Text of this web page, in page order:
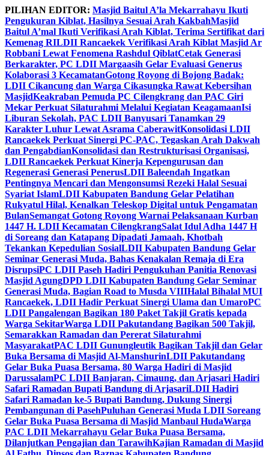
Skip
to
content
PILIHAN EDITOR: Masjid Baitul A’la Mekarrahayu Ikuti
Pengukuran Kiblat, Hasilnya Sesuai Arah KakbahMasjid
Baitul A’mal Ikuti Verifikasi Arah Kiblat, Terima Sertifikat dari
Kemenag RILDII Rancaekek Verifikasi Arah Kiblat Masjid Ar
Robbani Lewat Fenomena Rashdul QiblatCetak Generasi
Berkarakter, PC LDII Margaasih Gelar Evaluasi Generus
Kolaborasi 3 KecamatanGotong Royong di Bojong Badak:
LDII Cikancung dan Warga Cikasungka Rawat Kebersihan
MasjidKeakraban Pemuda PC Cilengkrang dan PAC Giri
Mekar Perkuat Silaturahmi Melalui Kegiatan KeagamaanIsi
Liburan Sekolah, PAC LDII Banyusari Tanamkan 29
Karakter Luhur Lewat Asrama CaberawitKonsolidasi LDII
Rancaekek Perkuat Sinergi PC-PAC, Tegaskan Arah Dakwah
dan PengabdianKonsolidasi dan Restrukturisasi Organisasi,
LDII Rancaekek Perkuat Kinerja Kepengurusan dan
Regenerasi Generasi PenerusLDII Baleendah Ingatkan
Pentingnya Mencari dan Mengonsumsi Rezeki Halal Sesuai
Syariat IslamLDII Kabupaten Bandung Gelar Pelatihan
Rukyatul Hilal, Kenalkan Teleskop Digital untuk Pengamatan
BulanSemangat Gotong Royong Warnai Pelaksanaan Kurban
1447 H. LDII Kecamatan CilengkrangSalat Idul Adha 1447 H
di Soreang dan Katapang Dipadati Jamaah, Khotbah
Tekankan Kepedulian SosialLDII Kabupaten Bandung Gelar
Seminar Generasi Muda, Bahas Kenakalan Remaja di Era
DisrupsiPC LDII Paseh Hadiri Pengukuhan Panitia Renovasi
Masjid AgungDPD LDII Kabupaten Bandung Gelar Seminar
Generasi Muda, Bagian Road to Musda VIIIHalal Bihalal MUI
Rancaekek, LDII Hadir Perkuat Sinergi Ulama dan UmaroPC
LDII Pangalengan Bagikan 180 Paket Takjil Gratis kepada
Warga SekitarWarga LDII Pakutandang Bagikan 500 Takjil,
Semarakkan Ramadan dan Pererat Silaturahmi
MasyarakatPAC LDII Gunungleutik Bagikan Takjil dan Gelar
Buka Bersama di Masjid Al-ManshurinLDII Pakutandang
Gelar Buka Puasa Bersama, 80 Warga Hadiri di Masjid
DarussalamPC LDII Banjaran, Cimaung, dan Arjasari Hadiri
Safari Ramadan Bupati Bandung di ArjasariLDII Hadiri
Safari Ramadan ke-5 Bupati Bandung, Dukung Sinergi
Pembangunan di PasehPuluhan Generasi Muda LDII Soreang
Gelar Buka Puasa Bersama di Masjid Manbaul HudaWarga
PAC LDII Mekarrahayu Gelar Buka Puasa Bersama,
Dilanjutkan Pengajian dan TarawihKajian Ramadan di Masjid